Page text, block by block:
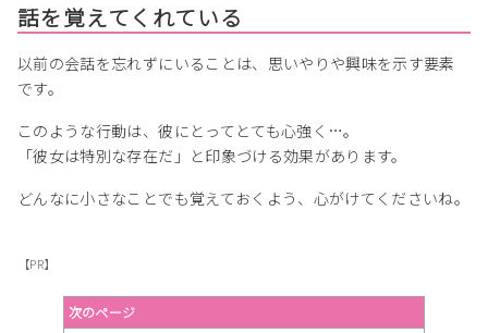
話を覚えてくれている
以前の会話を忘れずにいることは、思いやりや興味を示す要素
です。
このような行動は、彼にとってとても心強く…。
「彼女は特別な存在だ」と印象づける効果があります。
どんなに小さなことでも覚えておくよう、心がけてくださいね。
【PR】
次のページ